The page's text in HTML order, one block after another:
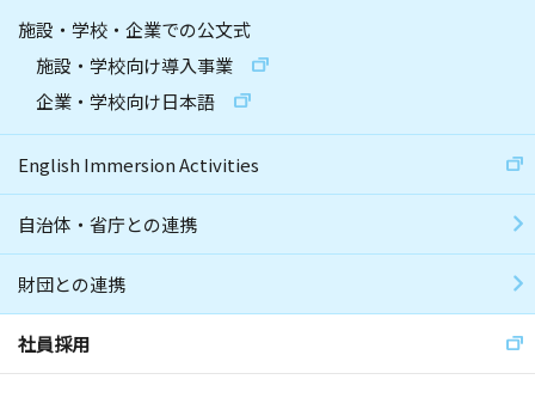
施設・学校・企業での公文式
施設・学校向け導入事業
企業・学校向け日本語
English Immersion Activities
自治体・省庁との連携
財団との連携
社員採用